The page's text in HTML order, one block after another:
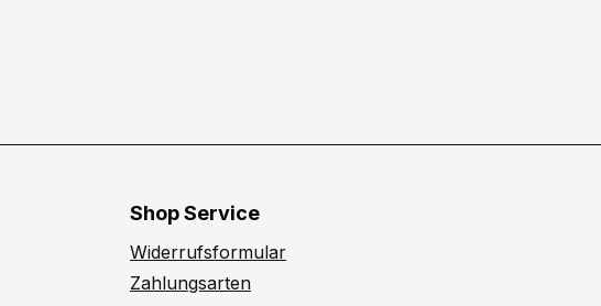
Shop Service
Widerrufsformular
Zahlungsarten